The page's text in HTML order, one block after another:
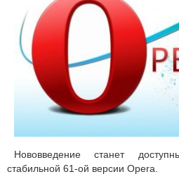
Нововведение станет
стабильной 61-ой версии Opera.